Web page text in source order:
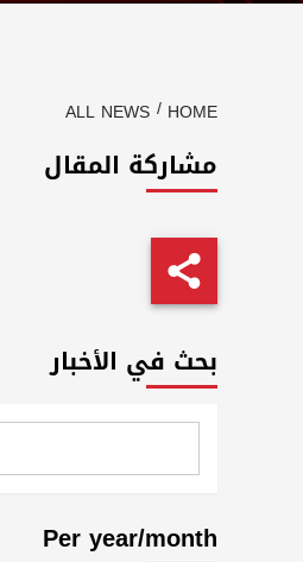
HOME
ALL NEWS
مشاركة المقال
بحث في الأخبار
Per year/month